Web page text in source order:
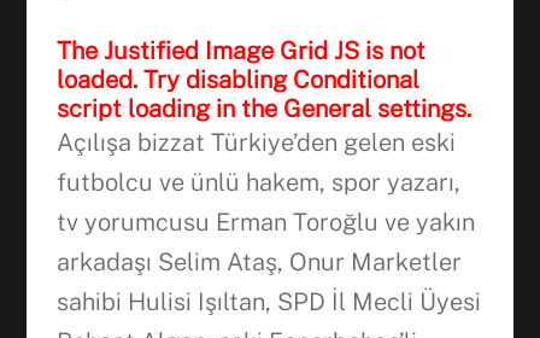
The Justified Image Grid JS is not
loaded. Try disabling Conditional
script loading in the General settings.
Açılışa bizzat Türkiye’den gelen eski
futbolcu ve ünlü hakem, spor yazarı,
tv yorumcusu Erman Toroğlu ve yakın
arkadaşı Selim Ataş, Onur Marketler
sahibi Hulisi Işıltan, SPD İl Mecli Üyesi